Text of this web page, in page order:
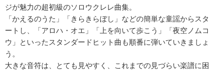
ジが魅力の超初級のソロウクレレ曲集。
「かえるのうた」「きらきらぼし」などの簡単な童謡からスタ
ートし、「アロハ・オエ」「上を向いて歩こう」「夜空ノムコ
ウ」といったスタンダードヒット曲も順番に弾いていきましょ
う。
大きな音符は、とても見やすく、これまでの見づらい楽譜に困